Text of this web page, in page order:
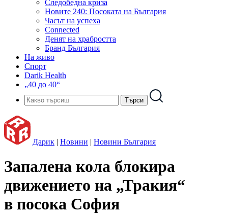
Следобедна криза
Новите 240: Посоката на България
Часът на успеха
Connected
Денят на храбростта
Бранд България
На живо
Спорт
Darik Health
„40 до 40“
Дарик | Новини | Новини България
Запалена кола блокира
движението на „Тракия“
в посока София